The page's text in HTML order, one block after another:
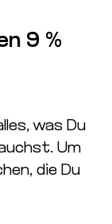
9 %
was Du
Um
die Du